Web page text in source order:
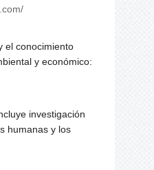
el conocimiento
y económico:
investigación
humanas y los